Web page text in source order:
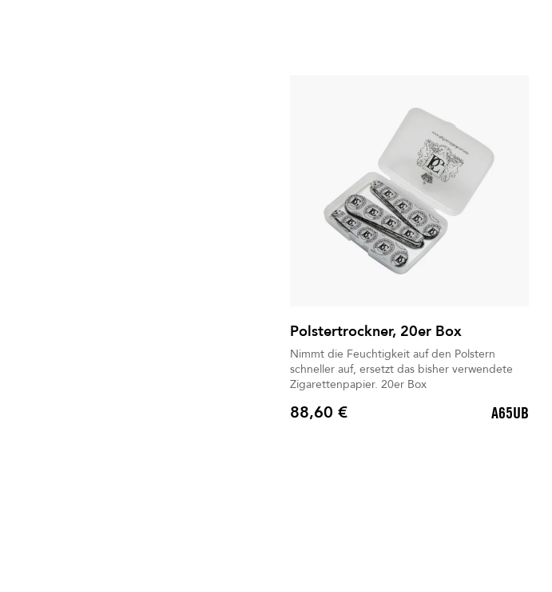
Polstertrockner, 20er Box
Nimmt die Feuchtigkeit auf den Polstern
schneller auf, ersetzt das bisher verwendete
Zigarettenpapier. 20er Box
Preis
88,60 € A65UB